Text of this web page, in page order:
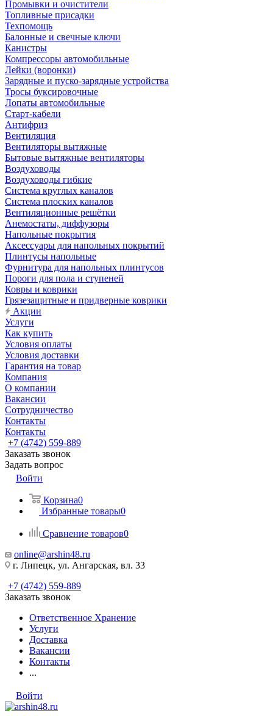
Промывки и очистители
Топливные присадки
Техпомощь
Балонные и свечные ключи
Канистры
Компрессоры автомобильные
Лейки (воронки)
Зарядные и пуско-зарядные устройства
Тросы буксировочные
Лопаты автомобильные
Старт-кабели
Антифриз
Вентиляция
Вентиляторы вытяжные
Бытовые вытяжные вентиляторы
Воздуховоды
Воздуховоды гибкие
Система круглых каналов
Система плоских каналов
Вентиляционные решётки
Анемостаты, диффузоры
Напольные покрытия
Аксессуары для напольных покрытий
Плинтусы напольные
Фурнитура для напольных плинтусов
Пороги для пола и ступеней
Ковры и коврики
Грязезащитные и придверные коврики
Акции
Услуги
Как купить
Условия оплаты
Условия доставки
Гарантия на товар
Компания
О компании
Вакансии
Сотрудничество
Контакты
Контакты
+7 (4742) 559-889
Заказать звонок
Задать вопрос
Войти
Корзина0
Избранные товары0
Сравнение товаров0
online@arshin48.ru
г. Липецк, ул. Ангарская, вл. 33
+7 (4742) 559-889
Заказать звонок
Ответственное Хранение
Услуги
Доставка
Вакансии
Контакты
...
Войти